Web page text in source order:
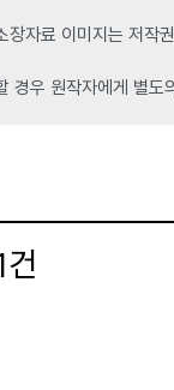
장자료 이미지는 저작
경우 원작자에게 별도
건